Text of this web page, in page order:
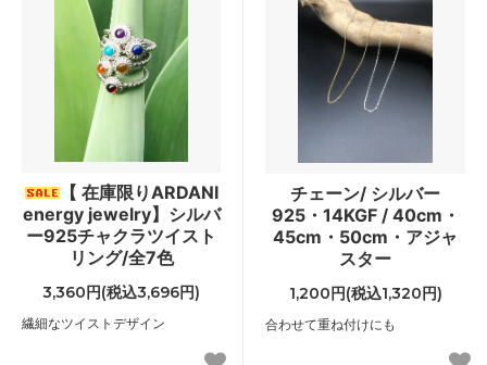
【 在庫限りARDANI
energy jewelry】シルバ
ー925チャクラツイスト
リング/全7色
3,360円(税込3,696円)
繊細なツイストデザイン
チェーン/ シルバー
925・14KGF / 40cm・
45cm・50cm・アジャ
スター
1,200円(税込1,320円)
合わせて重ね付けにも